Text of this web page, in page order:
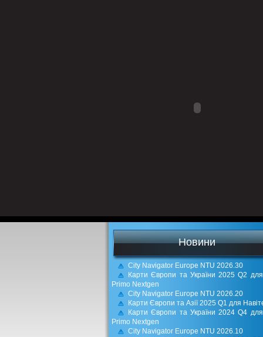
Новини
City Navigator Europe NTU 2026.30
Карти Європи та України 2025 Q2
Primo Nextgen
City Navigator Europe NTU 2026.20
Карти Європи та Азії 2025 Q1 для
Карти Європи та України 2024 Q4
Primo Nextgen
City Navigator Europe NTU 2026.10